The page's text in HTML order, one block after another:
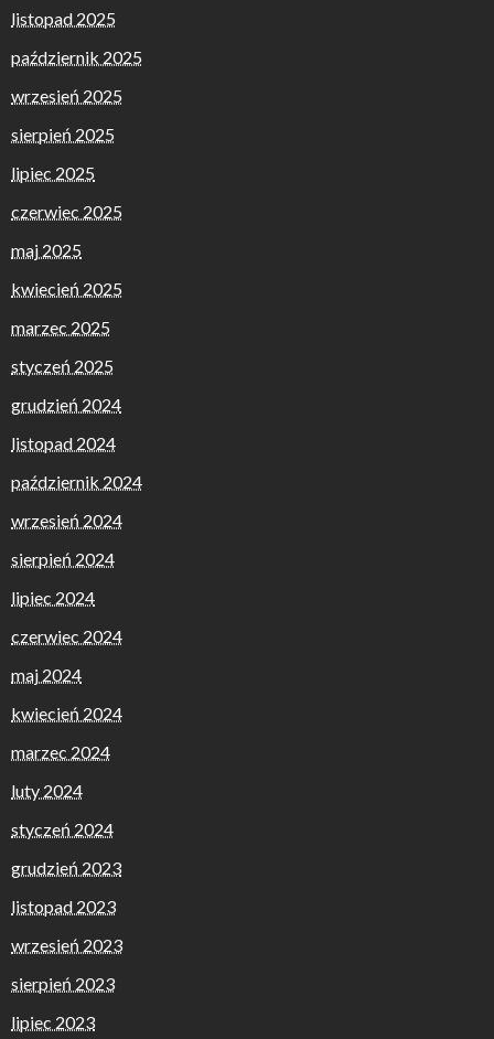
listopad 2025
październik 2025
wrzesień 2025
sierpień 2025
lipiec 2025
czerwiec 2025
maj 2025
kwiecień 2025
marzec 2025
styczeń 2025
grudzień 2024
listopad 2024
październik 2024
wrzesień 2024
sierpień 2024
lipiec 2024
czerwiec 2024
maj 2024
kwiecień 2024
marzec 2024
luty 2024
styczeń 2024
grudzień 2023
listopad 2023
wrzesień 2023
sierpień 2023
lipiec 2023